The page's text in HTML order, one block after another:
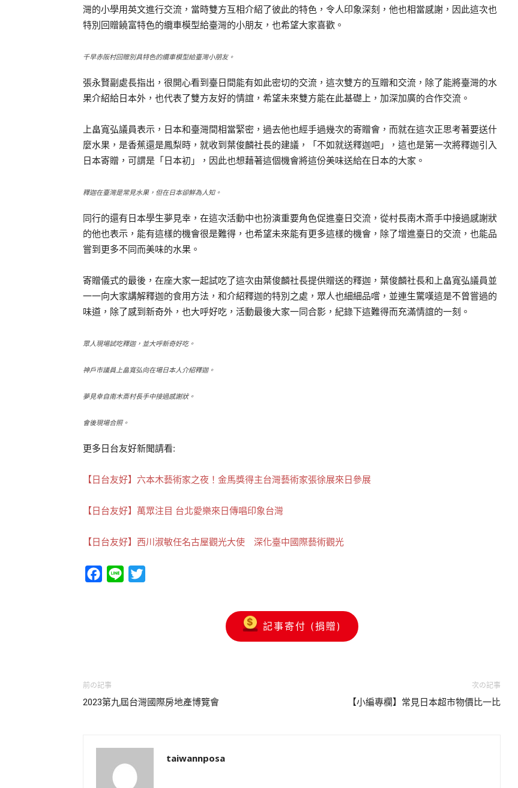
灣的小學用英文進行交流，當時雙方互相介紹了彼此的特色，令人印象深刻，他也相當感謝，因此這次也
特別回贈饒富特色的纜車模型給臺灣的小朋友，也希望大家喜歡。
千早赤阪村回贈別具特色的纜車模型給臺灣小朋友。
張永賢副處長指出，很開心看到臺日間能有如此密切的交流，這次雙方的互贈和交流，除了能將臺灣的水
果介紹給日本外，也代表了雙方友好的情誼，希望未來雙方能在此基礎上，加深加廣的合作交流。
上畠寬弘議員表示，日本和臺灣間相當緊密，過去他也經手過幾次的寄贈會，而就在這次正思考著要送什
麼水果，是香蕉還是鳳梨時，就收到葉俊麟社長的建議，「不如就送釋迦吧」，這也是第一次將釋迦引入
日本寄贈，可謂是「日本初」，因此也想藉著這個機會將這份美味送給在日本的大家。
釋迦在臺灣是常見水果，但在日本卻鮮為人知。
同行的還有日本學生夢見幸，在這次活動中也扮演重要角色促進臺日交流，從村長南木斎手中接過感謝狀
的他也表示，能有這樣的機會很是難得，也希望未來能有更多這樣的機會，除了增進臺日的交流，也能品
嘗到更多不同而美味的水果。
寄贈儀式的最後，在座大家一起試吃了這次由葉俊麟社長提供贈送的釋迦，葉俊麟社長和上畠寬弘議員並
一一向大家講解釋迦的食用方法，和介紹釋迦的特別之處，眾人也細細品嚐，並連生驚嘆這是不曾嘗過的
味道，除了感到新奇外，也大呼好吃，活動最後大家一同合影，紀錄下這難得而充滿情誼的一刻。
眾人現場試吃釋迦，並大呼新奇好吃。
神戶市議員上畠寬弘向在場日本人介紹釋迦。
夢見幸自南木斎村長手中接過感謝狀。
會後現場合照。
更多日台友好新聞請看:
【日台友好】六本木藝術家之夜！金馬獎得主台灣藝術家張徐展來日參展
【日台友好】萬眾注目 台北愛樂來日傳唱印象台灣
【日台友好】西川淑敏任名古屋觀光大使 深化臺中國際藝術觀光
Facebook
Line
記事寄付 (捐贈)
前の記事
2023第九屆台灣國際房地產博覽會
次の記事
【小編專欄】常見日本超市物價比一比
taiwannposa